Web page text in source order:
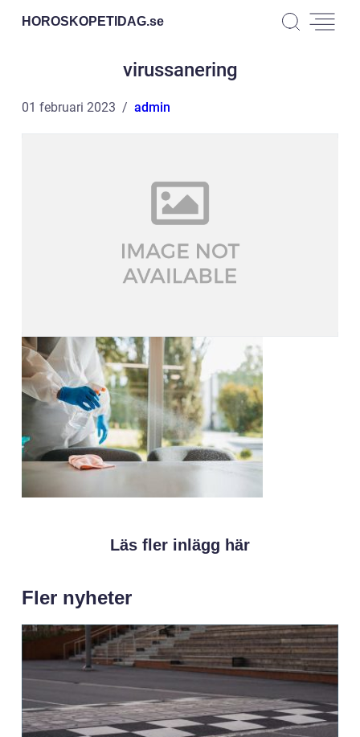
HOROSKOPETIDAG.se
virussanering
01 februari 2023 admin
Läs fler inlägg här
Fler nyheter